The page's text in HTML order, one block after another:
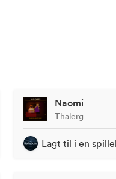
Naomi
Thalerg
Lagt til i en